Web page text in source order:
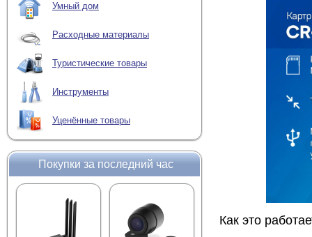
Умный дом
Расходные материалы
Туристические товары
Инструменты
Уценённые товары
Покупки за последний час
Как это